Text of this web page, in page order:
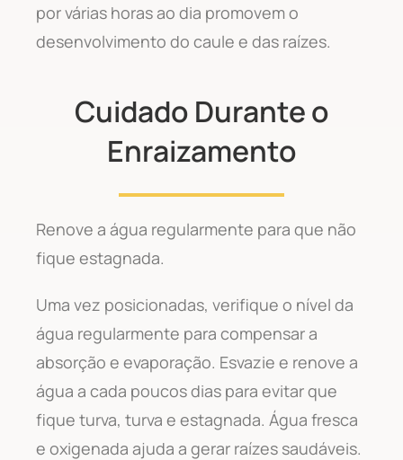
por várias horas ao dia promovem o
desenvolvimento do caule e das raízes.
Cuidado Durante o
Enraizamento
Renove a água regularmente para que não
fique estagnada.
Uma vez posicionadas, verifique o nível da
água regularmente para compensar a
absorção e evaporação. Esvazie e renove a
água a cada poucos dias para evitar que
fique turva, turva e estagnada. Água fresca
e oxigenada ajuda a gerar raízes saudáveis.